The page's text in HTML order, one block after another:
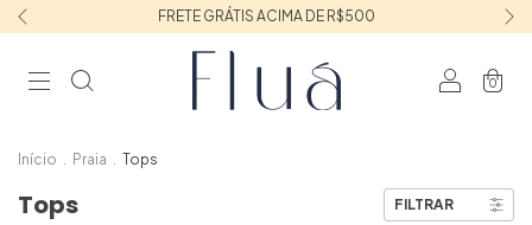
FRETE GRÁTIS ACIMA DE R$500
0
Início . Praia . Tops
Tops FILTRAR